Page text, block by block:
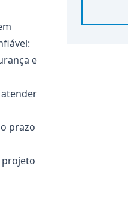
e
prazo
projeto